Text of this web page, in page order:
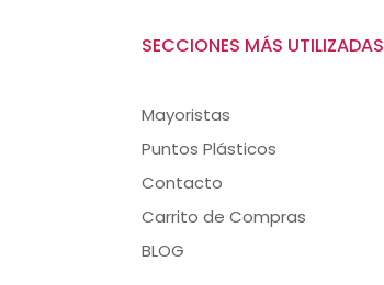
SECCIONES MÁS UTILIZADAS
Mayoristas
Puntos Plásticos
Contacto
Carrito de Compras
BLOG